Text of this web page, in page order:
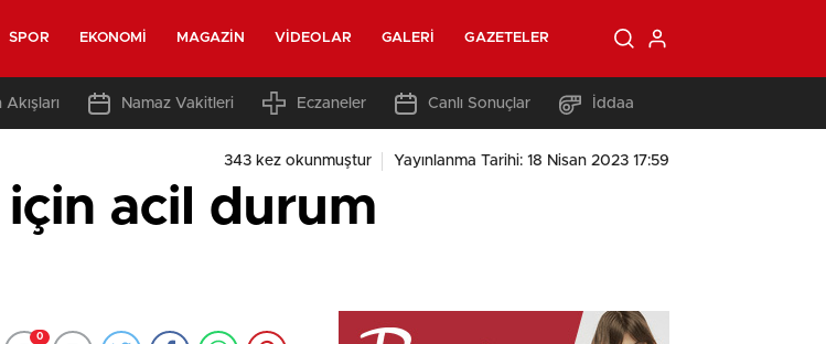
SPOR EKONOMI MAGAZIN VIDEOLAR GALERI GAZETELER
Akışları Namaz Vakitleri Eczaneler Canlı Sonuçlar İddaa
343 kez okunmuştur Yayınlanma Tarihi: 18 Nisan 2023 17:59
için acil durum
0